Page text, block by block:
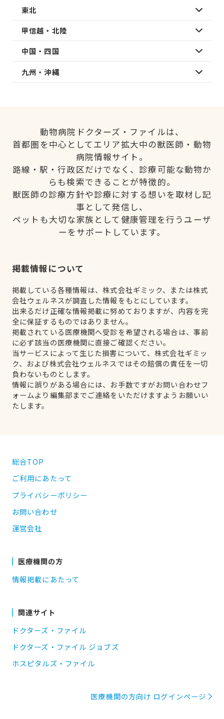
東北
甲信越・北陸
中国・四国
九州・沖縄
動物病院ドクターズ・ファイルは、
首都圏を中心としてエリア拡大中の獣医師・動物
病院情報サイト。
路線・駅・行政区だけでなく、診療可能な動物か
らも検索できることが特徴的。
獣医師の診療方針や診療に対する想いを取材し記
事として発信し、
ペットも大切な家族として健康管理を行うユーザ
ーをサポートしています。
掲載情報について
掲載している各種情報は、株式会社ギミック、または株式
会社ウェルネスが調査した情報をもとにしています。
出来るだけ正確な情報掲載に努めておりますが、内容を完
全に保証するものではありません。
掲載されている医療機関へ受診を希望される場合は、事前
に必ず該当の医療機関に直接ご確認ください。
当サービスによって生じた損害について、株式会社ギミッ
ク、および株式会社ウェルネスではその賠償の責任を一切
負わないものとします。
情報に誤りがある場合には、お手数ですがお問い合わせフ
ォームより編集部までご連絡をいただけますようお願いい
たします。
総合TOP
ご利用にあたって
プライバシーポリシー
お問い合わせ
運営会社
医療機関の方
情報掲載にあたって
関連サイト
ドクターズ・ファイル
ドクターズ・ファイル ジョブズ
ホスピタルズ・ファイル
医療機関の方向け ログインページ